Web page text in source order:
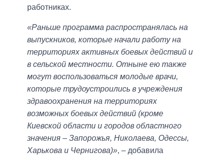
работниках.
«Раньше программа распространялась на
выпускников, которые начали работу на
территориях активных боевых действий и
в сельской местности. Отныне ею также
могут воспользоваться молодые врачи,
которые трудоустроились в учреждения
здравоохранения на территориях
возможных боевых действий (кроме
Киевской области и городов областного
значения – Запорожья, Николаева, Одессы,
Харькова и Чернигова)», – добавила